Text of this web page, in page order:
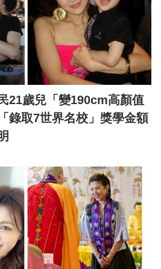
21歲兒「變190cm高顏值
取7世界名校」獎學金額